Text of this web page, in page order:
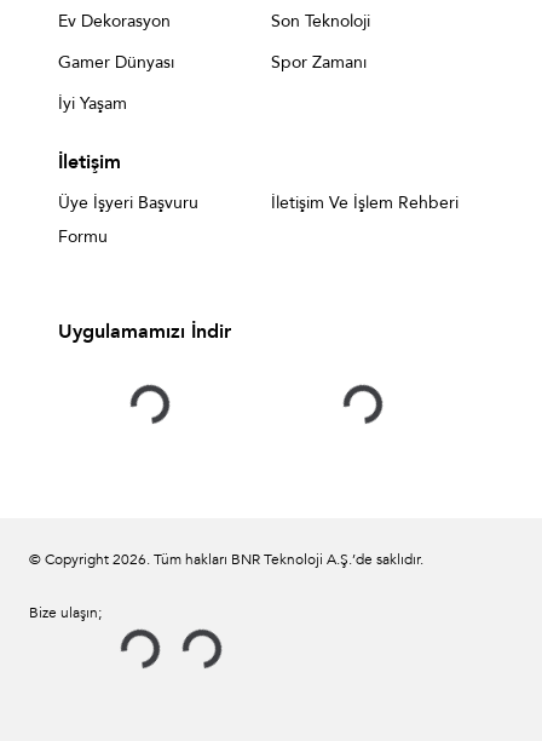
Ev Dekorasyon
Son Teknoloji
Gamer Dünyası
Spor Zamanı
İyi Yaşam
İletişim
Üye İşyeri Başvuru
Formu
İletişim Ve İşlem Rehberi
Uygulamamızı İndir
© Copyright2026. Tüm hakları BNR Teknoloji A.Ş.’de saklıdır.
Bize ulaşın;